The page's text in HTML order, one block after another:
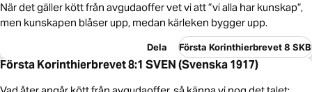
När det gäller kött från avgudaoffer vet vi att ”vi alla har kunskap”,
men kunskapen blåser upp, medan kärleken bygger upp.
Dela Första Korinthierbrevet 8 SKB
Första Korinthierbrevet 8:1 SVEN (Svenska 1917)